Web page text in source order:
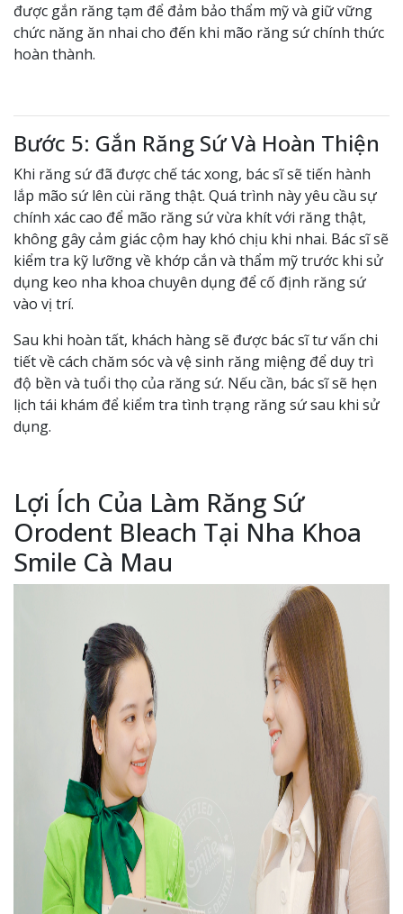
được gắn răng tạm để đảm bảo thẩm mỹ và giữ vững
chức năng ăn nhai cho đến khi mão răng sứ chính thức
hoàn thành.
Bước 5: Gắn Răng Sứ Và Hoàn Thiện
Khi răng sứ đã được chế tác xong, bác sĩ sẽ tiến hành
lắp mão sứ lên cùi răng thật. Quá trình này yêu cầu sự
chính xác cao để mão răng sứ vừa khít với răng thật,
không gây cảm giác cộm hay khó chịu khi nhai. Bác sĩ sẽ
kiểm tra kỹ lưỡng về khớp cắn và thẩm mỹ trước khi sử
dụng keo nha khoa chuyên dụng để cố định răng sứ
vào vị trí.
Sau khi hoàn tất, khách hàng sẽ được bác sĩ tư vấn chi
tiết về cách chăm sóc và vệ sinh răng miệng để duy trì
độ bền và tuổi thọ của răng sứ. Nếu cần, bác sĩ sẽ hẹn
lịch tái khám để kiểm tra tình trạng răng sứ sau khi sử
dụng.
Lợi Ích Của Làm Răng Sứ
Orodent Bleach Tại Nha Khoa
Smile Cà Mau